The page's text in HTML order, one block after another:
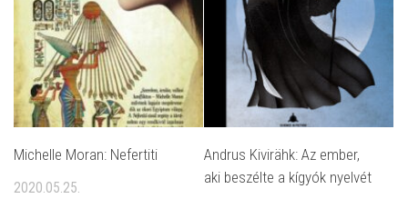
Michelle Moran: Nefertiti
2020.05.25.
Andrus Kivirähk: Az ​ember,
aki beszélte a kígyók nyelvét